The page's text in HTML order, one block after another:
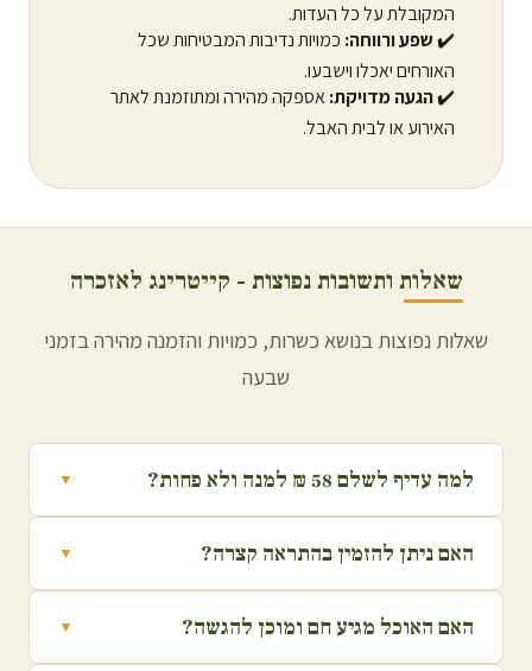
המקובלת על כל העדות.
✔️שפע ורווחה: כמויות נדיבות המבטיחות שכל
האורחים יאכלו וישבעו.
✔️הגעה מדויקת:אספקה מהירה ומתוזמנת לאתר
האירוע או לבית האבל.
שאלות ותשובות נפוצות - קייטרינג לאזכרה
שאלות נפוצות בנושא כשרות, כמויות והזמנה מהירה בזמני
שבעה
למה עדיף לשלם 58 ₪ למנה ולא פחות?
האם ניתן להזמין בהתראה קצרה?
האם האוכל מגיע חם ומוכן להגשה?